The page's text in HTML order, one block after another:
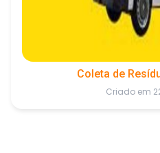
Coleta de
Criado em